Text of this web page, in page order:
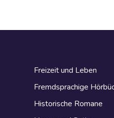
Freizeit und Leben
Fremdsprachige
Historische Romane